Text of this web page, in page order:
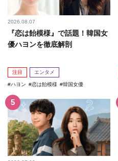
2026.08.07
『恋は飴模様』で話題！韓国女
優ハヨンを徹底解剖
注目 エンタメ
ハヨン 恋は飴模様 韓国女優